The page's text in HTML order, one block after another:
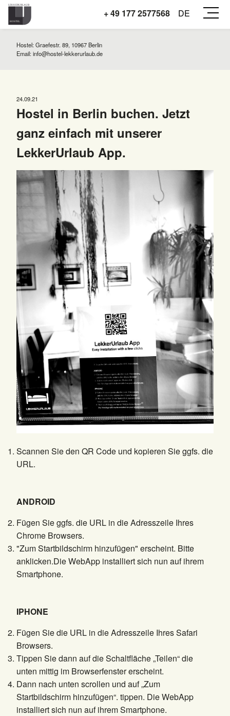
+ 49 177 2577568 DE
Hostel: Graefestr. 89, 10967 Berlin
Email:info@hostel-lekkerurlaub.de
24.09.21
Hostel in Berlin buchen. Jetzt
ganz einfach mit unserer
LekkerUrlaub App.
Scannen Sie den QR Code und kopieren Sie ggfs. die
URL.
ANDROID
Fügen Sie ggfs. die URL in die Adresszeile Ihres
Chrome Browsers.
"Zum Startbildschirm hinzufügen" erscheint. Bitte
anklicken.Die WebApp installiert sich nun auf ihrem
Smartphone.
IPHONE
Fügen Sie die URL in die Adresszeile Ihres Safari
Browsers.
Tippen Sie dann auf die Schaltfläche „Teilen“ die
unten mittig im Browserfenster erscheint.
Dann nach unten scrollen und auf „Zum
Startbildschirm hinzufügen“. tippen. Die WebApp
installiert sich nun auf ihrem Smartphone.